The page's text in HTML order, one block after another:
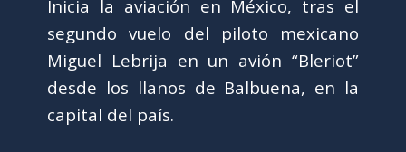
Inicia la aviación en México, tras el
segundo vuelo del piloto mexicano
Miguel Lebrija en un avión “Bleriot”
desde los llanos de Balbuena, en la
capital del país.